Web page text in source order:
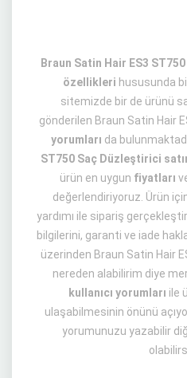
Braun Satin Hair ES3
özellikleri hususunda
sitemizde bir de ürünü
gönderilen Braun Satin Hair
yorumları da
ST750 Saç Düzleştirici
ürün en uygun fiyatları
değerlendiriyoruz. Ürün
yardımı ile sipariş
bilgilerini, garanti ve iade
üzerinden Braun Satin Hair
nereden alabilirim diye
kullanıcı yorumları ile
ulaşabilmesinin önünü
yorumunuzu yazabilir